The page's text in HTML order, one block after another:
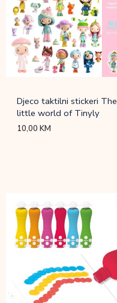
Djeco taktilni stickeri The
little world of Tinyly
10,00KM